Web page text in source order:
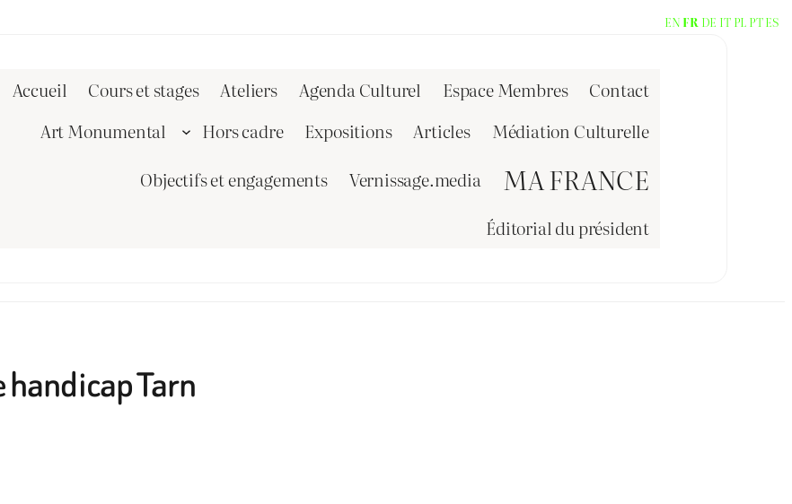
Accueil Cours et stages Ateliers Agenda Culturel Espace Membres
Contact
Art Monumental
Hors cadre Expositions Articles
Médiation Culturelle
Objectifs et engagements
Vernissage.media MA FRANCE
Éditorial du président
Tarn
EN FR DE IT PL PTES